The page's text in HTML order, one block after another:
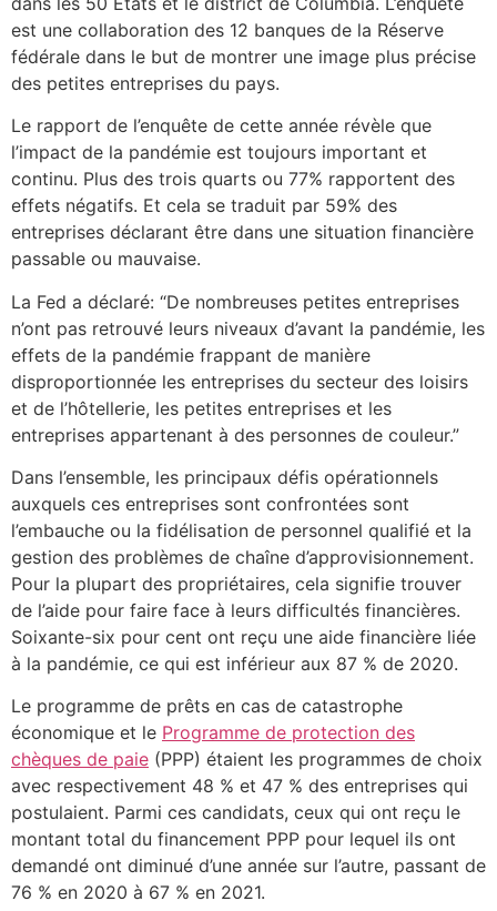
est une collaboration des 12 banques de la Réserve
fédérale dans le but de montrer une image plus précise
des petites entreprises du pays.
Le rapport de l’enquête de cette année révèle que
l’impact de la pandémie est toujours important et
continu. Plus des trois quarts ou 77% rapportent des
effets négatifs. Et cela se traduit par 59% des
entreprises déclarant être dans une situation financière
passable ou mauvaise.
La Fed a déclaré: “De nombreuses petites entreprises
n’ont pas retrouvé leurs niveaux d’avant la pandémie, les
effets de la pandémie frappant de manière
disproportionnée les entreprises du secteur des loisirs
et de l’hôtellerie, les petites entreprises et les
entreprises appartenant à des personnes de couleur.”
Dans l’ensemble, les principaux défis opérationnels
auxquels ces entreprises sont confrontées sont
l’embauche ou la fidélisation de personnel qualifié et la
gestion des problèmes de chaîne d’approvisionnement.
Pour la plupart des propriétaires, cela signifie trouver
de l’aide pour faire face à leurs difficultés financières.
Soixante-six pour cent ont reçu une aide financière liée
à la pandémie, ce qui est inférieur aux 87 % de 2020.
Le programme de prêts en cas de catastrophe
économique et le Programme de protection des
chèques de paie (PPP) étaient les programmes de choix
avec respectivement 48 % et 47 % des entreprises qui
postulaient. Parmi ces candidats, ceux qui ont reçu le
montant total du financement PPP pour lequel ils ont
demandé ont diminué d’une année sur l’autre, passant de
76 % en 2020 à 67 % en 2021.